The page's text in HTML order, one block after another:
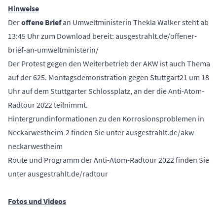
Hinweise
Deroffene Briefan Umweltministerin Thekla Walker steht ab
13:45 Uhr zum Download bereit: ausgestrahlt.de/offener-
brief-an-umweltministerin/
Der Protest gegen den Weiterbetrieb der AKW ist auch Thema
auf der 625. Montagsdemonstration gegen Stuttgart21 um 18
Uhr auf dem Stuttgarter Schlossplatz, an der die Anti-Atom-
Radtour 2022 teilnimmt.
Hintergrundinformationen zu den Korrosionsproblemen in
Neckarwestheim-2 finden Sie unter ausgestrahlt.de/akw-
neckarwestheim
Route und Programm der Anti-Atom-Radtour 2022 finden Sie
unter ausgestrahlt.de/radtour
Fotos und Videos